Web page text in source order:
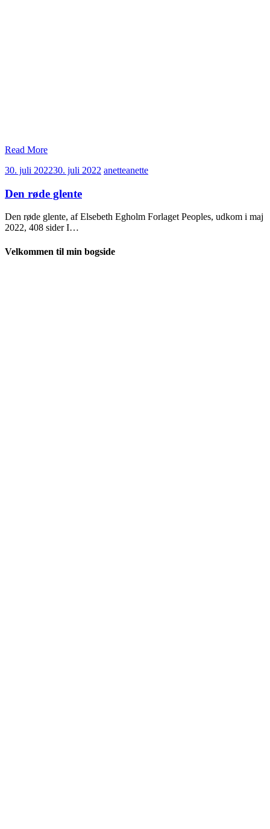
Read More
30. juli 202230. juli 2022 anetteanette
Den røde glente
Den røde glente, af Elsebeth Egholm Forlaget Peoples, udkom i maj
2022, 408 sider I…
Velkommen til min bogside